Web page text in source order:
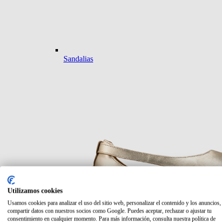
Sandalias
Utilizamos cookies
Usamos cookies para analizar el uso del sitio web, personalizar el contenido y los
compartir datos con nuestros socios como Google. Puedes aceptar, rechazar o ajustar tu
consentimiento en cualquier momento. Para más información, consulta nuestra política de